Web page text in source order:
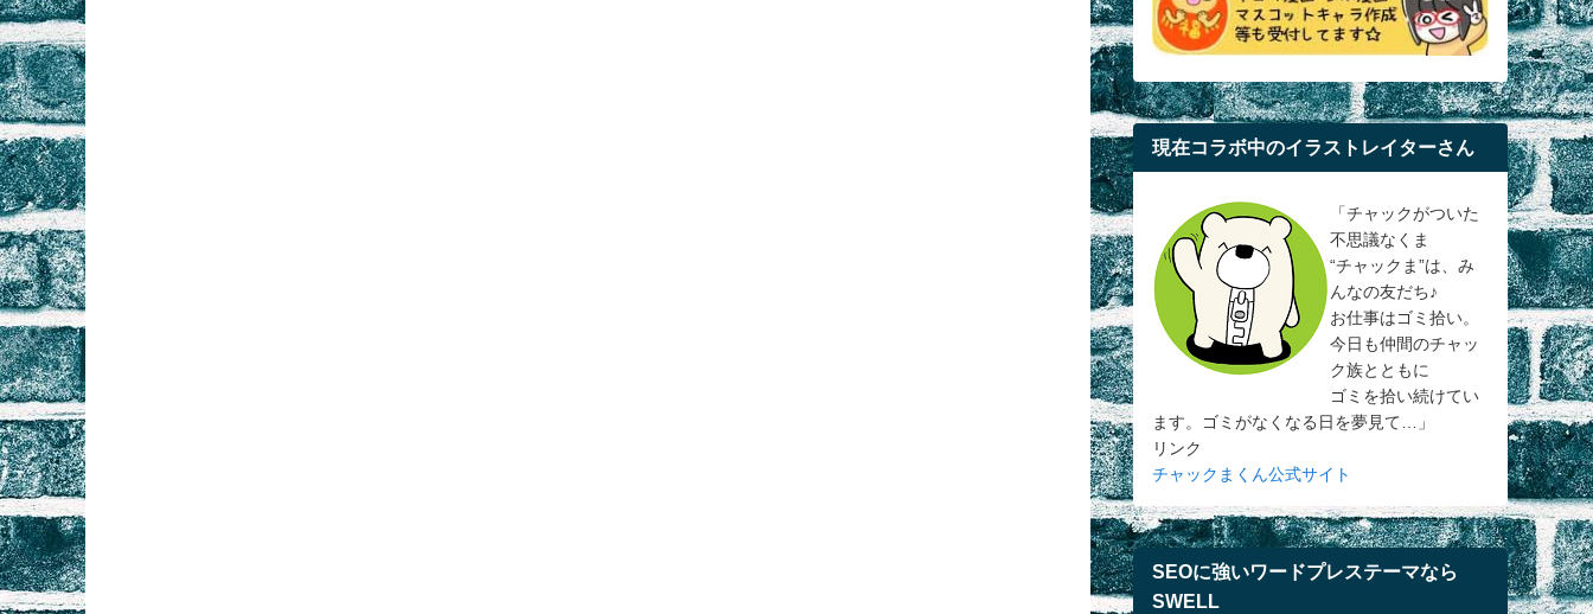
現在コラボ中のイラストレイターさん
「チャックがついた
不思議なくま
“チャックま”は、み
んなの友だち♪
お仕事はゴミ拾い。
今日も仲間のチャッ
ク族とともに
ゴミを拾い続けてい
ます。ゴミがなくなる日を夢見て…」
リンク
チャックまくん公式サイト
SEOに強いワードプレステーマなら
SWELL